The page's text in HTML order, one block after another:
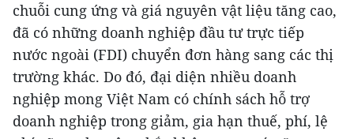
chuỗi cung ứng và giá nguyên vật liệu tăng cao,
đã có những doanh nghiệp đầu tư trực tiếp
nước ngoài (FDI) chuyển đơn hàng sang các thị
trường khác. Do đó, đại diện nhiều doanh
nghiệp mong Việt Nam có chính sách hỗ trợ
doanh nghiệp trong giảm, gia hạn thuế, phí, lệ